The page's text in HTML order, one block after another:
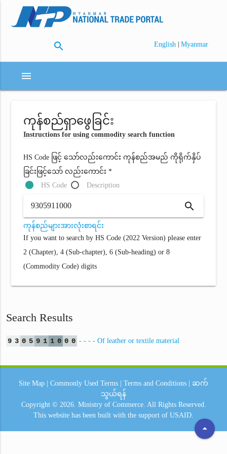
search English | Myanmar
menu
ကုန်စည်ရှာဖွေခြင်း
Instructions for using commodity search function
HS Code ဖြင့် သော်လည်းကောင်း ကုန်စည်အမည် ကိုရိုက်နှိပ်
ခြင်းဖြင့်သော် လည်းကောင်း *
HS Code
Description
search
ကုန်စည်များအားလုံးစာရင်း
If you want to search by HS Code (2022 Version) please enter
2 (Chapter), 4 (Sub-chapter), 6 (Sub-heading) or 8
(Commodity Code) digits
Search Results
9 3 0 5 9 1 1 0 0 0 - - - - Of leather or textile material
arrow_drop_up
Site Map Commonly Used Terms Terms and Conditions
ဆက်
သွယ်ရန်
Copyright © 2026. Ministry of Commerce. All Rights Reserved.
This website has been built with the support of USAID.